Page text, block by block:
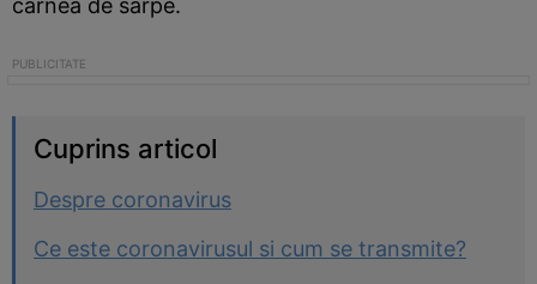
carnea de sarpe.
Cuprins articol
Despre coronavirus
Ce este coronavirusul si cum se transmite?